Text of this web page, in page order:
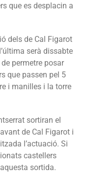
que es desplacin a
dels de Cal Figarot
serà dissabte
permetre posar
que passen pel 5
i manilles i la torre
sortiran el
de Cal Figarot i
l’actuació. Si
castellers
sortida.